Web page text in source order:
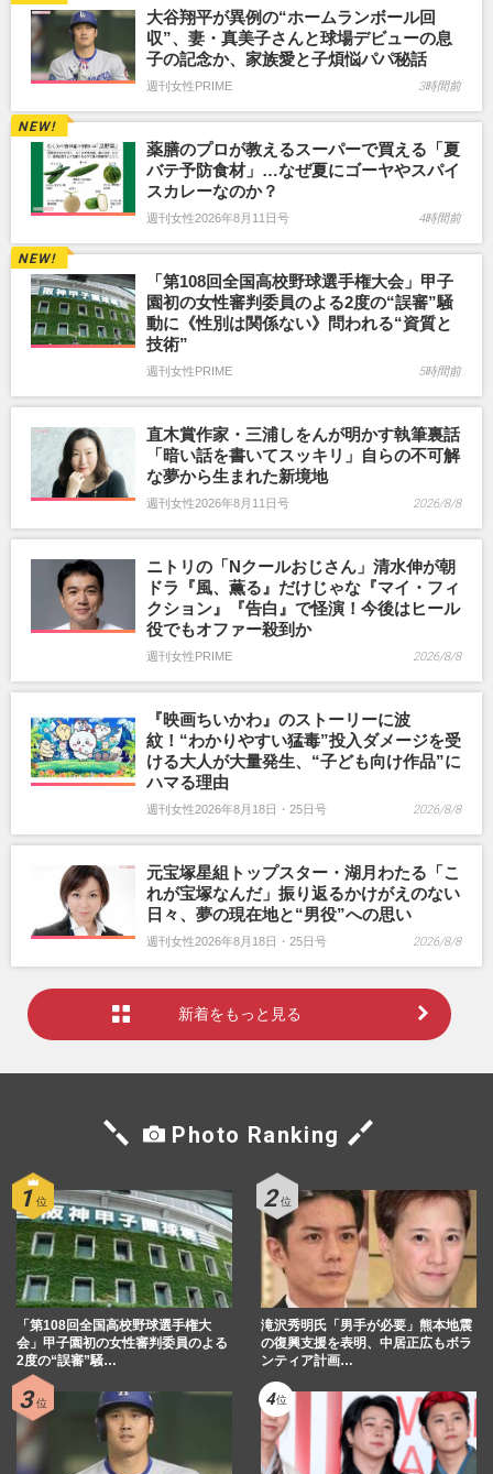
大谷翔平が異例の“ホームランボール回
収”、妻・真美子さんと球場デビューの息
子の記念か、家族愛と子煩悩パパ秘話
週刊女性PRIME 3時間前
薬膳のプロが教えるスーパーで買える「夏
バテ予防食材」…なぜ夏にゴーヤやスパイ
スカレーなのか？
週刊女性2026年8月11日号 4時間前
「第108回全国高校野球選手権大会」甲子
園初の女性審判委員のよる2度の“誤審”騒
動に《性別は関係ない》問われる“資質と
技術”
週刊女性PRIME 5時間前
直木賞作家・三浦しをんが明かす執筆裏話
「暗い話を書いてスッキリ」自らの不可解
な夢から生まれた新境地
週刊女性2026年8月11日号 2026/8/8
ニトリの「Nクールおじさん」清水伸が朝
ドラ『風、薫る』だけじゃな『マイ・フィ
クション』『告白』で怪演！今後はヒール
役でもオファー殺到か
週刊女性PRIME 2026/8/8
『映画ちいかわ』のストーリーに波
紋！“わかりやすい猛毒”投入ダメージを受
ける大人が大量発生、“子ども向け作品”に
ハマる理由
週刊女性2026年8月18日・25日号 2026/8/8
元宝塚星組トップスター・湖月わたる「こ
れが宝塚なんだ」振り返るかけがえのない
日々、夢の現在地と“男役”への思い
週刊女性2026年8月18日・25日号 2026/8/8
新着をもっと見る
Photo Ranking
「第108回全国高校野球選手権大
会」甲子園初の女性審判委員のよる
2度の“誤審”騒…
滝沢秀明氏「男手が必要」熊本地震
の復興支援を表明、中居正広もボラ
ンティア計画…